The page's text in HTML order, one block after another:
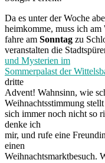
Da es unter der Woche
heimkomme, muss ich
fahre am Sonntag zu
veranstalten die
und Mysterien im
Sommerpalast der
dritte
Advent! Wahnsinn, wie
Weihnachtsstimmung stellt
sich immer noch nicht so
denke ich
mir, und rufe eine
einen
Weihnachtsmarktbesuch.